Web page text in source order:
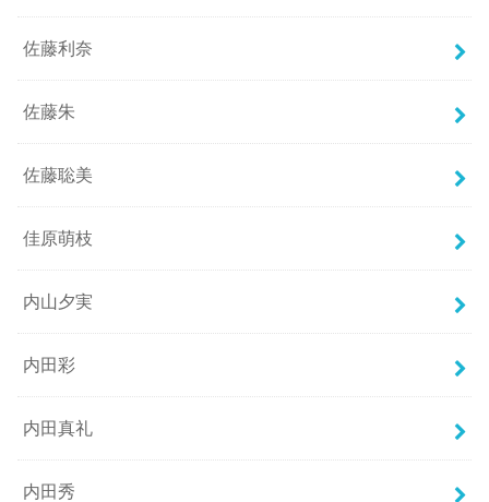
佐藤利奈
佐藤朱
佐藤聡美
佳原萌枝
内山夕実
内田彩
内田真礼
内田秀